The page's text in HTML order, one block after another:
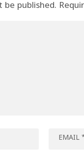
be published.